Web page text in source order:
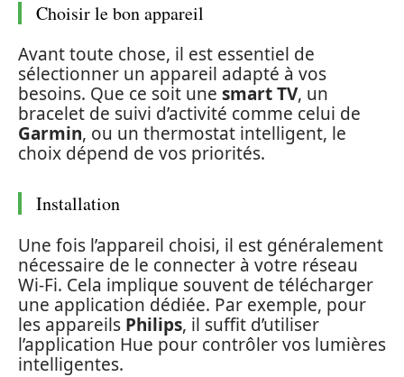
Choisir le bon appareil
Avant toute chose, il est essentiel de
sélectionner un appareil adapté à vos
besoins. Que ce soit une smart TV, un
bracelet de suivi d’activité comme celui de
Garmin, ou un thermostat intelligent, le
choix dépend de vos priorités.
Installation
Une fois l’appareil choisi, il est généralement
nécessaire de le connecter à votre réseau
Wi-Fi. Cela implique souvent de télécharger
une application dédiée. Par exemple, pour
les appareils Philips, il suffit d’utiliser
l’application Hue pour contrôler vos lumières
intelligentes.